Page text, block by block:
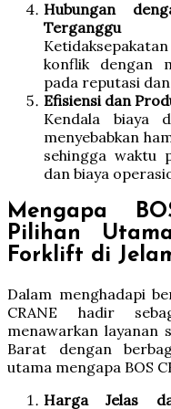
Hubungan
Terganggu
konflik dengan
pada reputasi
Efisiensi dan
Kendala biaya
menyebabkan
sehingga waktu
dan biaya
Mengapa
Pilihan
Forklift di
Dalam menghadapi
CRANE hadir
menawarkan layanan
Barat dengan
utama mengapa BOS
Harga Jelas